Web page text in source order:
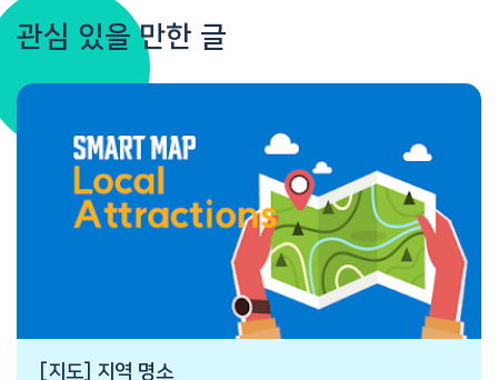
관심 있을 만한 글
[지도] 지역 명소